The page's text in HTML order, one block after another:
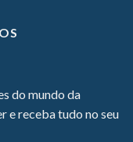
do mundo da
e receba tudo no seu